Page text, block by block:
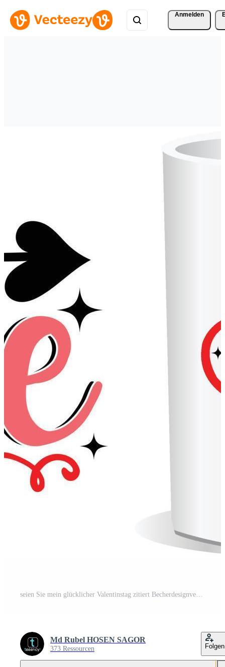
Anmelden
seien Sie mein glücklicher Valentinstag zitiert Becherdesignvektor Pro-Vektor und Pro-SVG
Md Rubel HOSEN SAGOR
373 Ressourcen Folgen